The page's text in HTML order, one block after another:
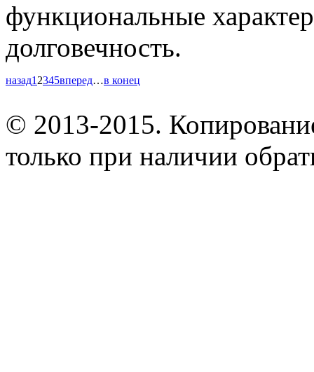
функциональные
долговечность.
назад1 2345вперед…в конец
© 2013-2015.
только при наличии